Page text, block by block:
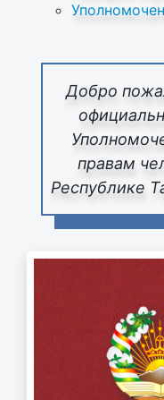
Добро
правам
Республике